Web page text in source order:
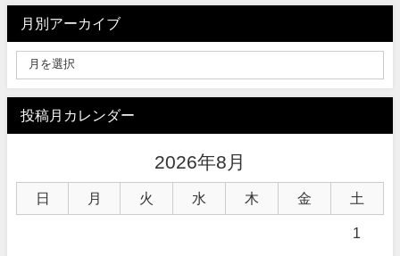
月別アーカイブ
投稿月カレンダー
2026年8月
日 月 火 水 木 金 土
1